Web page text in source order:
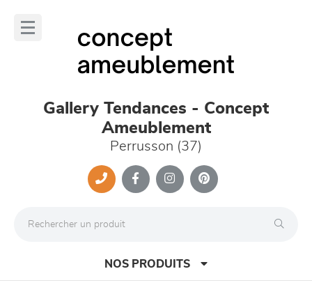
Gallery Tendances - Concept
Ameublement
Perrusson (37)
NOS PRODUITS